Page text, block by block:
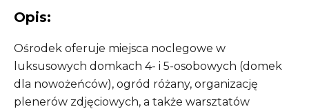
Opis:
Ośrodek oferuje miejsca noclegowe w
luksusowych domkach 4- i 5-osobowych (domek
dla nowożeńców), ogród różany, organizację
plenerów zdjęciowych, a także warsztatów